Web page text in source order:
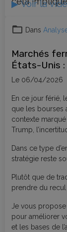
trader.
▶ Voir la
Dans
Marchés
États-Unis
progresser
Le 06/04/2026
En ce jour férié,
que les bourses
contexte
Trump,
Dans ce type
stratégie reste
Plutôt que de
prendre du
Je vous
pour améliorer
et les bases de